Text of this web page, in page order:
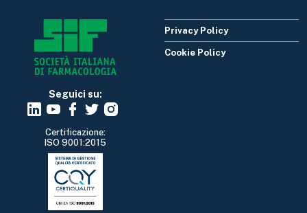
Seguici su:
Certificazione:
ISO 9001:2015
Privacy Policy
Cookie Policy